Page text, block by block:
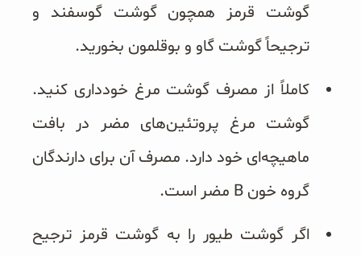
گوشت قرمز همچون گوشت گوسفند و
ترجیحاً گوشت گاو و بوقلمون بخورید.
کاملاً از مصرف گوشت مرغ خودداری کنید.
گوشت مرغ پروتئین‌های مضر در بافت
ماهیچه‌ای خود دارد. مصرف آن برای دارندگان
گروه خون B مضر است.
اگر گوشت طیور را به گوشت قرمز ترجیح